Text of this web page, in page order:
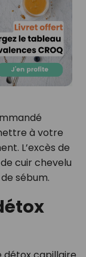
à votre
L’excès de
cuir chevelu
sébum.